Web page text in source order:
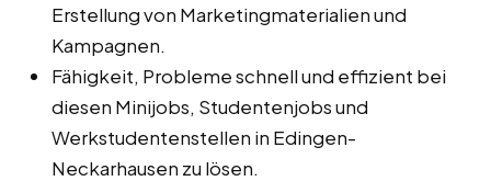
Erstellung von Marketingmaterialien und
Kampagnen.
Fähigkeit, Probleme schnell und effizient bei
diesen Minijobs, Studentenjobs und
Werkstudentenstellen in Edingen-
Neckarhausen zu lösen.